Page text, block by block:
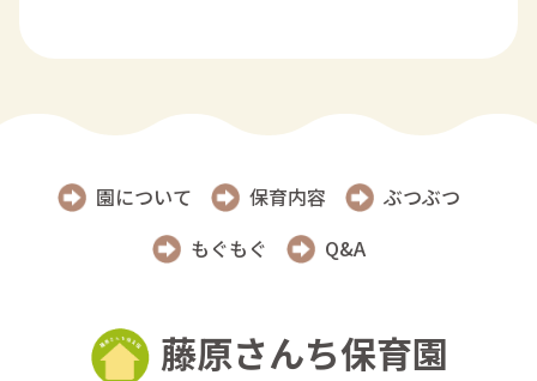
園について 保育内容
ぶつぶつ
もぐもぐ
Q&A
藤原さんち保育園